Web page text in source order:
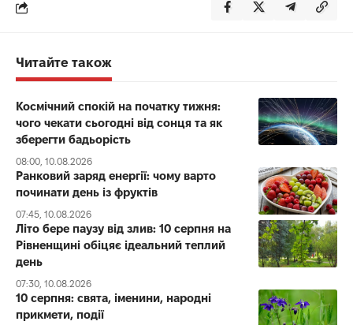
Читайте також
Космічний спокій на початку тижня:
чого чекати сьогодні від сонця та як
зберегти бадьорість
08:00, 10.08.2026
Ранковий заряд енергії: чому варто
починати день із фруктів
07:45, 10.08.2026
Літо бере паузу від злив: 10 серпня на
Рівненщині обіцяє ідеальний теплий
день
07:30, 10.08.2026
10 серпня: свята, іменини, народні
прикмети, події